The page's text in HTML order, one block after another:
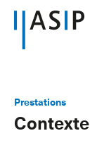
Contact de
Association
Prestations
Contexte